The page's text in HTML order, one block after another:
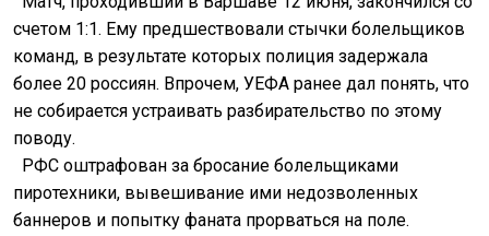
счетом 1:1. Ему предшествовали стычки болельщиков
команд, в результате которых полиция задержала
более 20 россиян. Впрочем, УЕФА ранее дал понять, что
не собирается устраивать разбирательство по этому
поводу.
РФС оштрафован за бросание болельщиками
пиротехники, вывешивание ими недозволенных
баннеров и попытку фаната прорваться на поле.